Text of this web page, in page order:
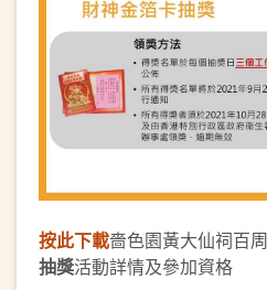
按此下載嗇色園黃大仙祠百
抽獎活動詳情及參加資格